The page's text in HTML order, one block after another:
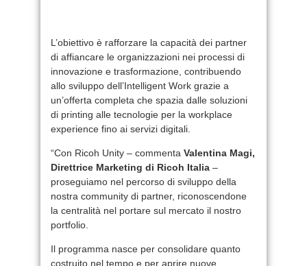
L’obiettivo è rafforzare la capacità dei partner
di affiancare le organizzazioni nei processi di
innovazione e trasformazione, contribuendo
allo sviluppo dell’Intelligent Work grazie a
un’offerta completa che spazia dalle soluzioni
di printing alle tecnologie per la workplace
experience fino ai servizi digitali.
“Con Ricoh Unity – commenta Valentina Magi,
Direttrice Marketing di Ricoh Italia –
proseguiamo nel percorso di sviluppo della
nostra community di partner, riconoscendone
la centralità nel portare sul mercato il nostro
portfolio.
Il programma nasce per consolidare quanto
costruito nel tempo e per aprire nuove